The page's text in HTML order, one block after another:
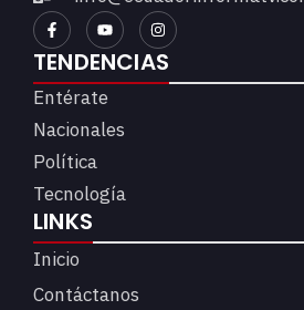
TENDENCIAS
Entérate
Nacionales
Política
Tecnología
LINKS
Inicio
Contáctanos